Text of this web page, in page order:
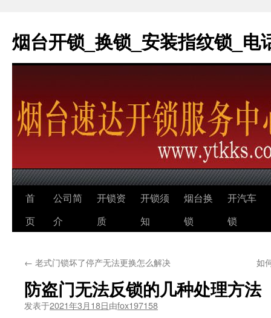
烟台开锁_换锁_安装指纹锁_电
跳
至
文
首
页
公司简
介
开锁资
质
开锁须
知
烟台换
锁
开汽车
锁
← 老式门锁坏了停产无法更换怎么解决 如
防盗门无法反锁的几种处理方法
发表于2021年3月18日由fox197158